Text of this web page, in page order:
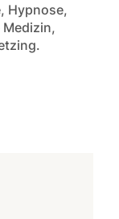
Hypnose,